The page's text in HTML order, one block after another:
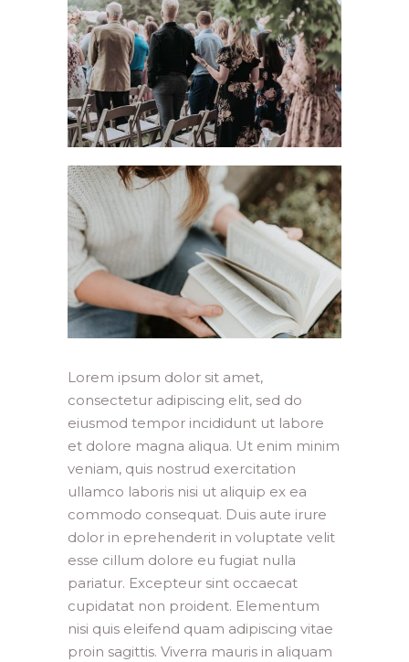
Lorem ipsum dolor sit amet,
consectetur adipiscing elit, sed do
eiusmod tempor incididunt ut labore
et dolore magna aliqua. Ut enim minim
veniam, quis nostrud exercitation
ullamco laboris nisi ut aliquip ex ea
commodo consequat. Duis aute irure
dolor in eprehenderit in voluptate velit
esse cillum dolore eu fugiat nulla
pariatur. Excepteur sint occaecat
cupidatat non proident. Elementum
nisi quis eleifend quam adipiscing vitae
proin sagittis. Viverra mauris in aliquam